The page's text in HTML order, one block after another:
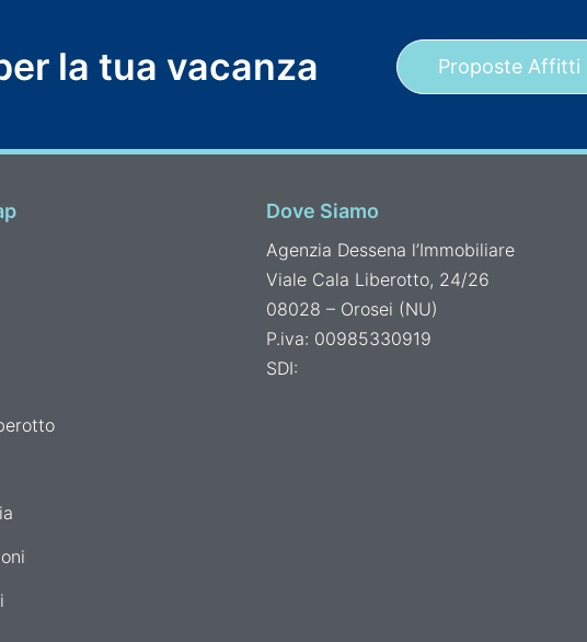
la tua vacanza Proposte Affitti
Dove Siamo
Agenzia Dessena l’Immobiliare
Viale Cala Liberotto, 24/26
08028 – Orosei (NU)
P.iva: 00985330919
SDI: